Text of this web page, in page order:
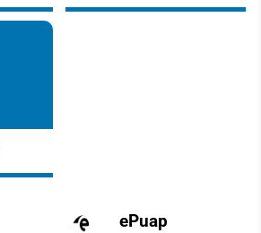
ePuap